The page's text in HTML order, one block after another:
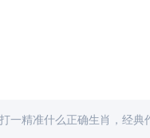
一精准什么正确生肖，经典